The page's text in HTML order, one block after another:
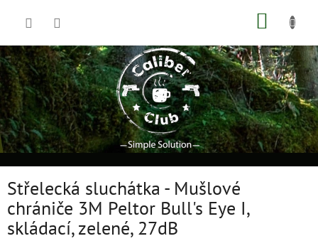
Střelecká sluchátka - Mušlové
chrániče 3M Peltor Bull's Eye I,
skládací, zelené, 27dB